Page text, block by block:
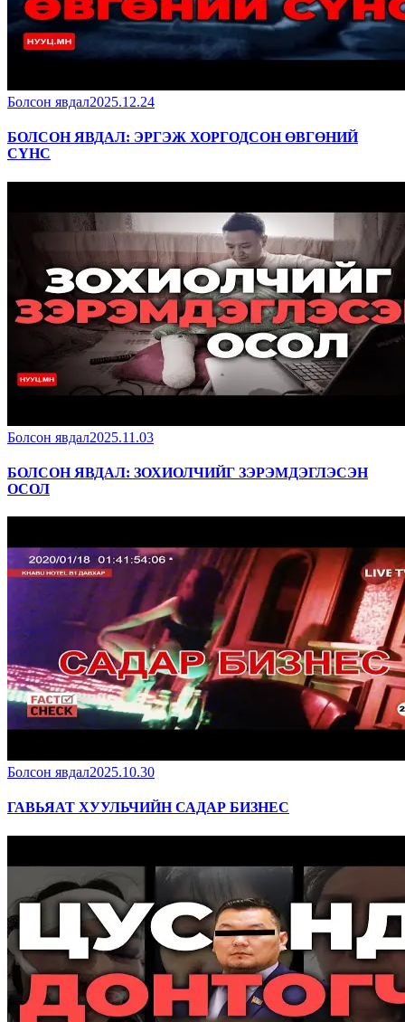
Болсон явдал2025.12.24
БОЛСОН ЯВДАЛ: ЭРГЭЖ ХОРГОДСОН ӨВГӨНИЙ
СҮНС
Болсон явдал2025.11.03
БОЛСОН ЯВДАЛ: ЗОХИОЛЧИЙГ ЗЭРЭМДЭГЛЭСЭН
ОСОЛ
Болсон явдал2025.10.30
ГАВЬЯАТ ХУУЛЬЧИЙН САДАР БИЗНЕС